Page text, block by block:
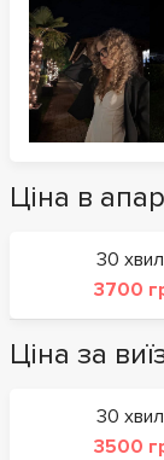
Ціна в
30
3700
Ціна за
30
3500